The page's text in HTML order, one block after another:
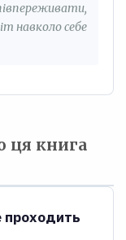
навколо себе
ця книга
проходить